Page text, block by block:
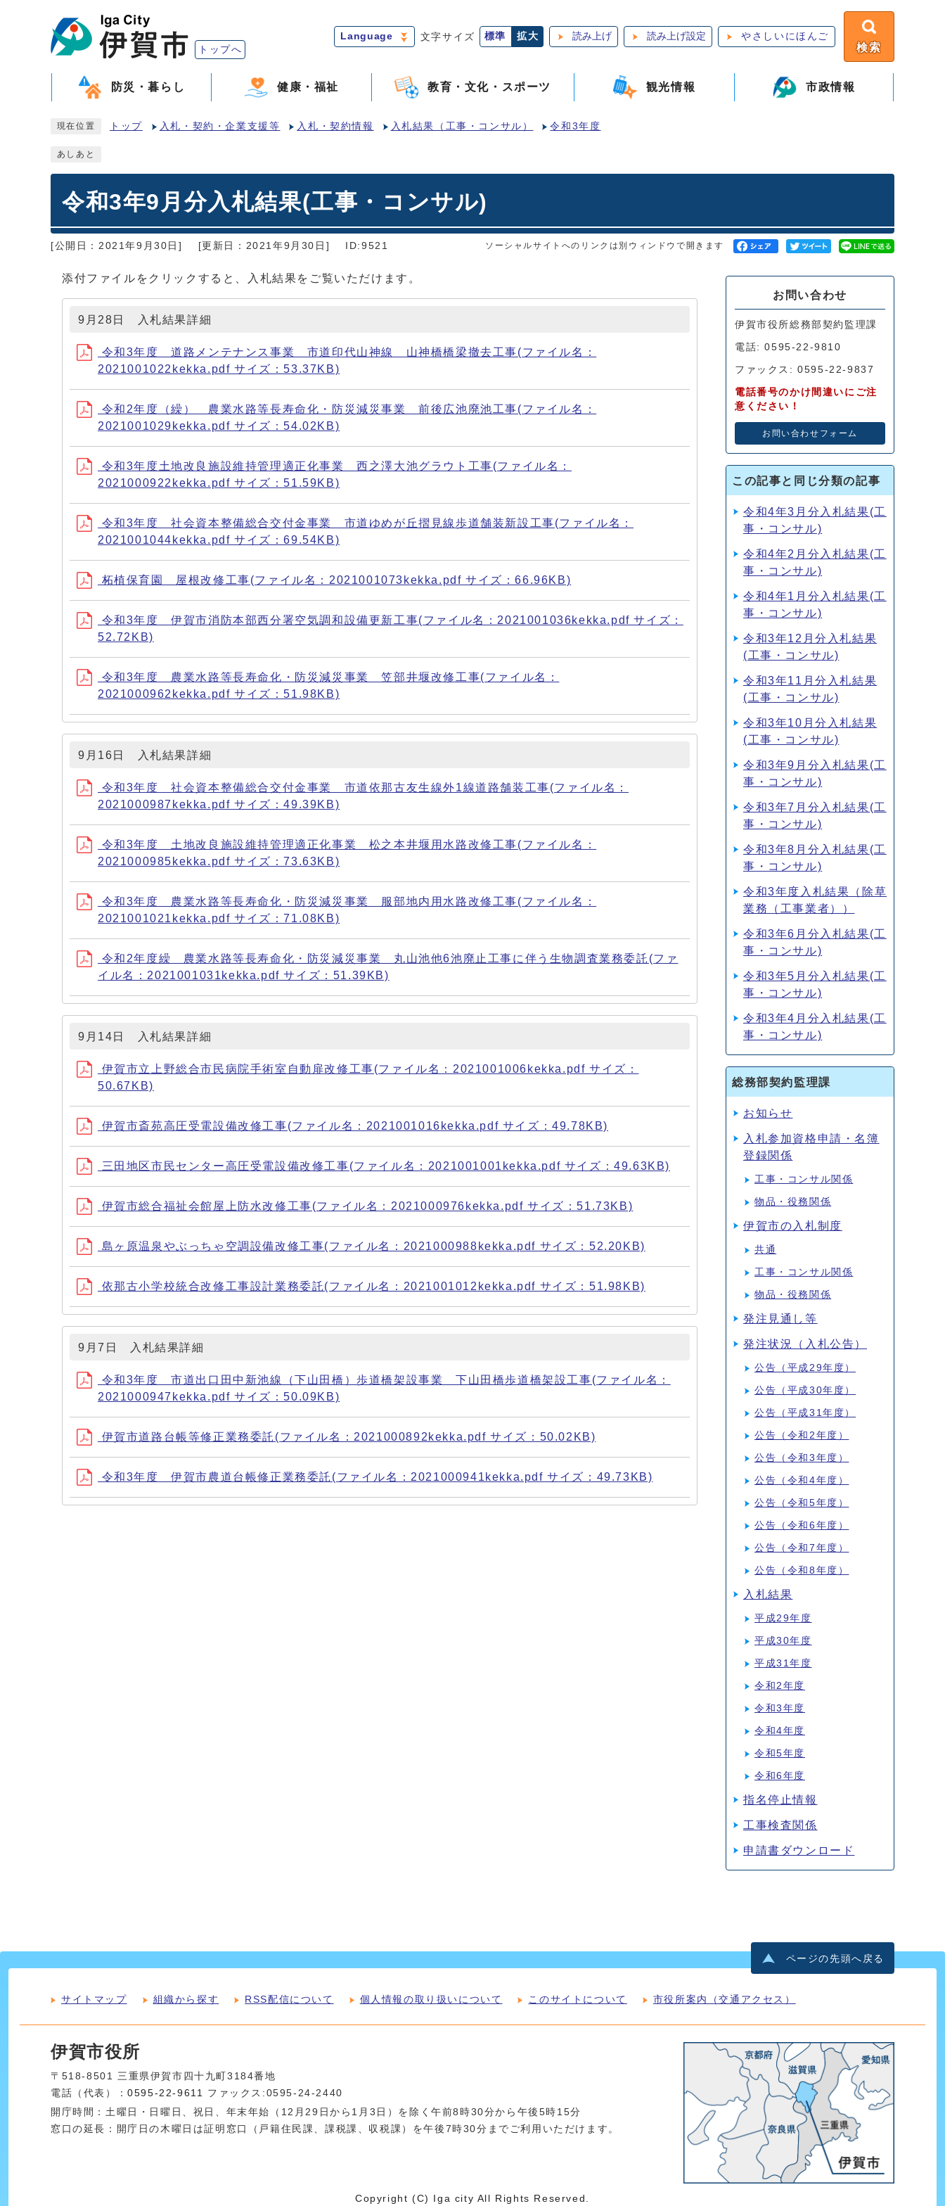
トップへ
Language 文字サイズ 標準 拡大 読み上げ 読み上げ設定 やさしいにほんご
検索
防災・暮らし 健康・福祉 教育・文化・スポーツ 観光情報 市政情報
現在位置 トップ 入札・契約・企業支援等 入札・契約情報 入札結果（工事・コンサル） 令和3年度
あしあと
令和3年9月分入札結果(工事・コンサル)
[公開日：2021年9月30日] [更新日：2021年9月30日] ID:9521 ソーシャルサイトへのリンクは別ウィンドウで開きます
添付ファイルをクリックすると、入札結果をご覧いただけます。
9月28日 入札結果詳細
令和3年度 道路メンテナンス事業 市道印代山神線 山神橋橋梁撤去工事(ファイル名：
2021001022kekka.pdf サイズ：53.37KB)
令和2年度（繰） 農業水路等長寿命化・防災減災事業 前後広池廃池工事(ファイル名：
2021001029kekka.pdf サイズ：54.02KB)
令和3年度土地改良施設維持管理適正化事業 西之澤大池グラウト工事(ファイル名：
2021000922kekka.pdf サイズ：51.59KB)
令和3年度 社会資本整備総合交付金事業 市道ゆめが丘摺見線歩道舗装新設工事(ファイル名：
2021001044kekka.pdf サイズ：69.54KB)
柘植保育園 屋根改修工事(ファイル名：2021001073kekka.pdf サイズ：66.96KB)
令和3年度 伊賀市消防本部西分署空気調和設備更新工事(ファイル名：2021001036kekka.pdf サイズ：
52.72KB)
令和3年度 農業水路等長寿命化・防災減災事業 笠部井堰改修工事(ファイル名：
2021000962kekka.pdf サイズ：51.98KB)
9月16日 入札結果詳細
令和3年度 社会資本整備総合交付金事業 市道依那古友生線外1線道路舗装工事(ファイル名：
2021000987kekka.pdf サイズ：49.39KB)
令和3年度 土地改良施設維持管理適正化事業 松之本井堰用水路改修工事(ファイル名：
2021000985kekka.pdf サイズ：73.63KB)
令和3年度 農業水路等長寿命化・防災減災事業 服部地内用水路改修工事(ファイル名：
2021001021kekka.pdf サイズ：71.08KB)
令和2年度繰 農業水路等長寿命化・防災減災事業 丸山池他6池廃止工事に伴う生物調査業務委託(ファ
イル名：2021001031kekka.pdf サイズ：51.39KB)
9月14日 入札結果詳細
伊賀市立上野総合市民病院手術室自動扉改修工事(ファイル名：2021001006kekka.pdf サイズ：
50.67KB)
伊賀市斎苑高圧受電設備改修工事(ファイル名：2021001016kekka.pdf サイズ：49.78KB)
三田地区市民センター高圧受電設備改修工事(ファイル名：2021001001kekka.pdf サイズ：49.63KB)
伊賀市総合福祉会館屋上防水改修工事(ファイル名：2021000976kekka.pdf サイズ：51.73KB)
島ヶ原温泉やぶっちゃ空調設備改修工事(ファイル名：2021000988kekka.pdf サイズ：52.20KB)
依那古小学校統合改修工事設計業務委託(ファイル名：2021001012kekka.pdf サイズ：51.98KB)
9月7日 入札結果詳細
令和3年度 市道出口田中新池線（下山田橋）歩道橋架設事業 下山田橋歩道橋架設工事(ファイル名：
2021000947kekka.pdf サイズ：50.09KB)
伊賀市道路台帳等修正業務委託(ファイル名：2021000892kekka.pdf サイズ：50.02KB)
令和3年度 伊賀市農道台帳修正業務委託(ファイル名：2021000941kekka.pdf サイズ：49.73KB)
お問い合わせ
伊賀市役所総務部契約監理課
電話: 0595-22-9810
ファックス: 0595-22-9837
電話番号のかけ間違いにご注
意ください！
お問い合わせフォーム
この記事と同じ分類の記事
令和4年3月分入札結果(工
事・コンサル)
令和4年2月分入札結果(工
事・コンサル)
令和4年1月分入札結果(工
事・コンサル)
令和3年12月分入札結果
(工事・コンサル)
令和3年11月分入札結果
(工事・コンサル)
令和3年10月分入札結果
(工事・コンサル)
令和3年9月分入札結果(工
事・コンサル)
令和3年7月分入札結果(工
事・コンサル)
令和3年8月分入札結果(工
事・コンサル)
令和3年度入札結果（除草
業務（工事業者））
令和3年6月分入札結果(工
事・コンサル)
令和3年5月分入札結果(工
事・コンサル)
令和3年4月分入札結果(工
事・コンサル)
総務部契約監理課
お知らせ
入札参加資格申請・名簿
登録関係
工事・コンサル関係
物品・役務関係
伊賀市の入札制度
共通
工事・コンサル関係
物品・役務関係
発注見通し等
発注状況（入札公告）
公告（平成29年度）
公告（平成30年度）
公告（平成31年度）
公告（令和2年度）
公告（令和3年度）
公告（令和4年度）
公告（令和5年度）
公告（令和6年度）
公告（令和7年度）
公告（令和8年度）
入札結果
平成29年度
平成30年度
平成31年度
令和2年度
令和3年度
令和4年度
令和5年度
令和6年度
指名停止情報
工事検査関係
申請書ダウンロード
ページの先頭へ戻る
サイトマップ 組織から探す RSS配信について 個人情報の取り扱いについて このサイトについて 市役所案内（交通アクセス）
伊賀市役所
〒518-8501 三重県伊賀市四十九町3184番地
電話（代表）：0595-22-9611 ファックス:0595-24-2440
開庁時間：土曜日・日曜日、祝日、年末年始（12月29日から1月3日）を除く午前8時30分から午後5時15分
窓口の延長：開庁日の木曜日は証明窓口（戸籍住民課、課税課、収税課）を午後7時30分までご利用いただけます。
Copyright (C) Iga city All Rights Reserved.